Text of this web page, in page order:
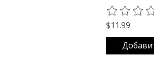
The rating
$11.99